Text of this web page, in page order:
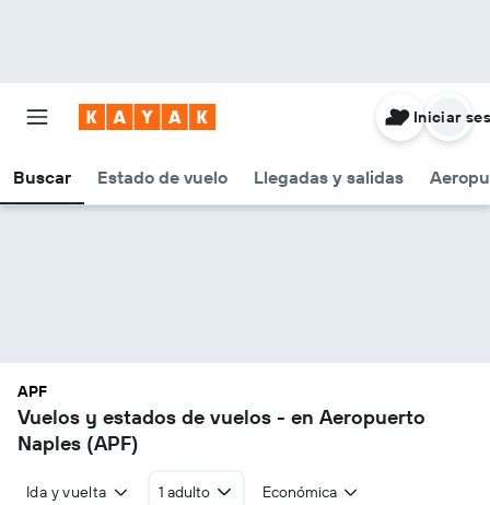
Buscar Estado de vuelo Llegadas y salidas
Iniciar
APF
Vuelos y estados de vuelos - en Aeropuerto
Naples (APF)
Ida y vuelta 1 adulto Económica